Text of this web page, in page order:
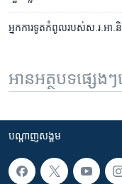
អ្នក​ការ​ទូត​កំពូល​របស់​ស.រ.អា.​
អានអត្ថបទផ្សេង
បណ្តាញ​សង្គម